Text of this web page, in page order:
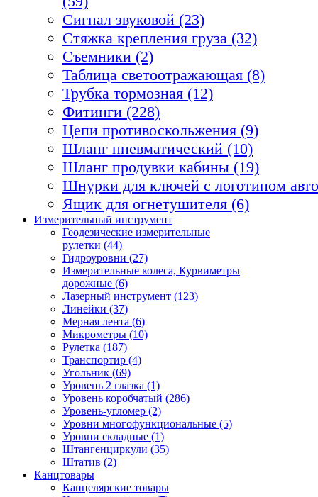
Сигнал звуковой (23)
Стяжка крепления груза (32)
Съемники (2)
Таблица светоотражающая (8)
Трубка тормозная (12)
Фитинги (228)
Цепи противоскольжения (9)
Шланг пневматический (10)
Шланг продувки кабины (19)
Шнурки для ключей с логотипом
Ящик для огнетушителя (6)
Измерительный инструмент
Геодезические измерительные
рулетки (44)
Гидроуровни (27)
Измерительные колеса, Курвиметры
дорожные (6)
Лазерный инструмент (123)
Линейки (37)
Мерная лента (6)
Микрометры (10)
Рулетка (187)
Транспортир (4)
Угольник (69)
Уровень 2 глазка (1)
Уровень коробчатый (286)
Уровень-угломер (2)
Уровни многофункциональные (5)
Уровни складные (1)
Штангенциркули (35)
Штатив (2)
Канцтовары
Канцелярские товары